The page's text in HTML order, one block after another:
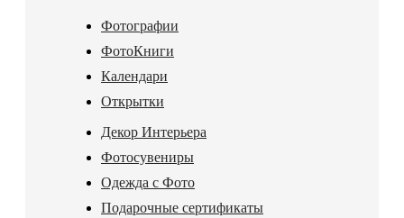
Фотографии
ФотоКниги
Календари
Открытки
Декор Интерьера
Фотосувениры
Одежда с Фото
Подарочные сертификаты